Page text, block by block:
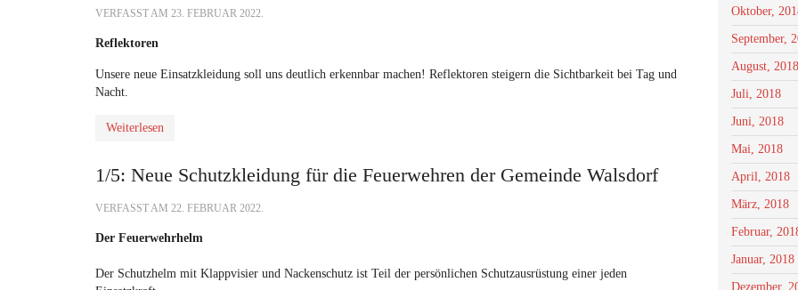
VERFASST AM 23. FEBRUAR 2022.
Reflektoren
Unsere neue Einsatzkleidung soll uns deutlich erkennbar machen! Reflektoren steigern die Sichtbarkeit bei Tag und
Nacht.
Weiterlesen
1/5: Neue Schutzkleidung für die Feuerwehren der Gemeinde Walsdorf
VERFASST AM 22. FEBRUAR 2022.
Der Feuerwehrhelm
Der Schutzhelm mit Klappvisier und Nackenschutz ist Teil der persönlichen Schutzausrüstung einer jeden
Oktober,
September,
August, 2018
Juli, 2018
Juni, 2018
Mai, 2018
April, 2018
März, 2018
Februar,
Januar, 2018
Dezember,